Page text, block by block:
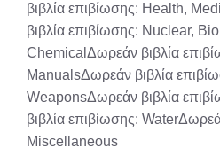
βιβλία επιβίωσης: Health,
βιβλία επιβίωσης: Nuclear,
ChemicalΔωρεάν βιβλία
ManualsΔωρεάν βιβλία
WeaponsΔωρεάν βιβλία
βιβλία επιβίωσης:
Miscellaneous